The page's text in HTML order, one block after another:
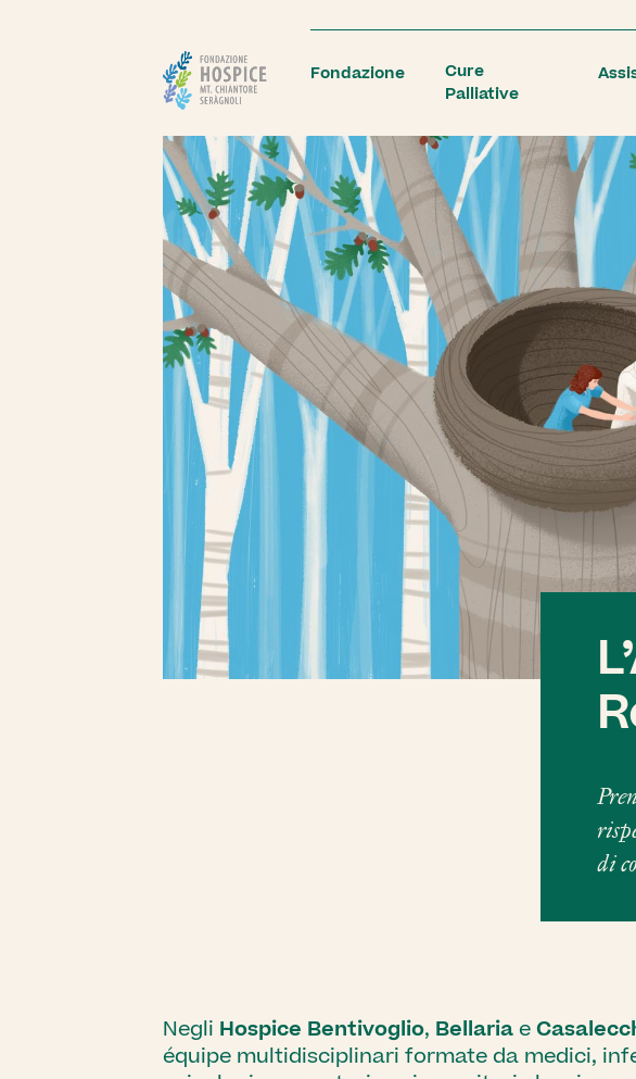
Fondazione
Cure
Palliative
Donazione diretta
Dona in memoria
Regala una donazione
Sostienici
Lasciti
5x1000
Uniti per fare Grandi Imprese
Lieti eventi
Natale solidale
Assistenza Residenziale
La cura nei nostri Hospice a
Bentivoglio, Bellaria e Casalecchio.
Assistenza Ambulatoriale
Colloqui di accoglienza, prime
visite, visite di controllo, visite al
domicilio, colloqui telefonici.
Scopri di più
di
Negli Hospice Bentivoglio, Bellariae
équipe multidisciplinari formate da medici,